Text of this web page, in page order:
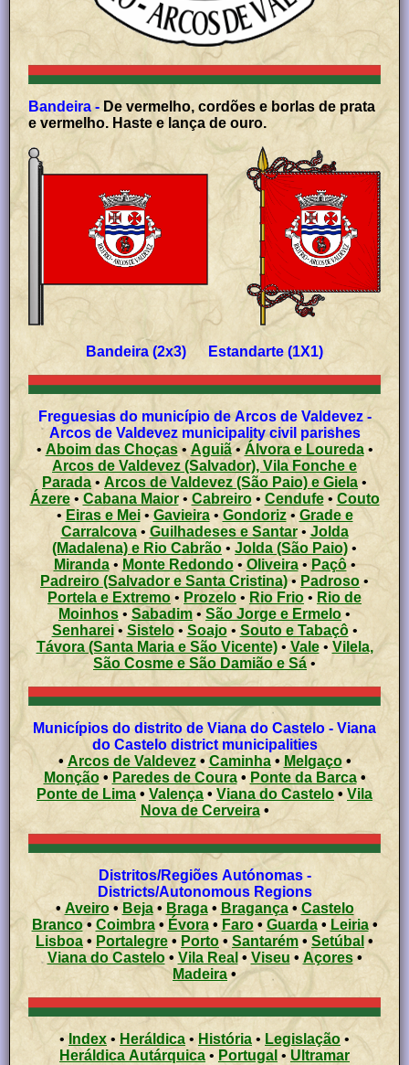
Bandeira - De vermelho, cordões e borlas de prata
e vermelho. Haste e lança de ouro.
Bandeira (2x3) Estandarte (1X1)
Freguesias do município de Arcos de Valdevez -
Arcos de Valdevez municipality civil parishes
• Aboim das Choças• Aguiã•Álvora e Loureda•
Arcos de Valdevez (Salvador), Vila Fonche e
Parada • Arcos de Valdevez (São Paio) e Giela•
Ázere• Cabana Maior• Cabreiro• Cendufe• Couto
• Eiras e Mei• Gavieira• Gondoriz• Grade e
Carralcova• Guilhadeses e Santar• Jolda
(Madalena) e Rio Cabrão • Jolda (São Paio) •
Miranda• Monte Redondo•Oliveira• Paçô•
Padreiro (Salvador e Santa Cristina)• Padroso •
Portela e Extremo • Prozelo • Rio Frio• Rio de
Moinhos • Sabadim • São Jorge e Ermelo •
Senharei• Sistelo• Soajo• Souto e Tabaçô•
Távora (Santa Maria e São Vicente)• Vale•Vilela,
São Cosme e São Damião e Sá •
Municípios do distrito de Viana do Castelo - Viana
do Castelo district municipalities
• Arcos de Valdevez• Caminha• Melgaço•
Monção• Paredes de Coura• Ponte da Barca•
Ponte de Lima • Valença • Viana do Castelo • Vila
Nova de Cerveira•
Distritos/Regiões Autónomas -
Districts/Autonomous Regions
•Aveiro• Beja• Braga• Bragança•Castelo
Branco• Coimbra• Évora• Faro• Guarda• Leiria•
Lisboa • Portalegre • Porto • Santarém • Setúbal •
Viana do Castelo• Vila Real • Viseu • Açores •
Madeira •
• Index • Heráldica • História • Legislação •
Heráldica Autárquica • Portugal •Ultramar